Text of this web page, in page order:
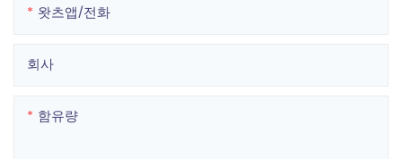
왓츠앱/전화
회사
함유량